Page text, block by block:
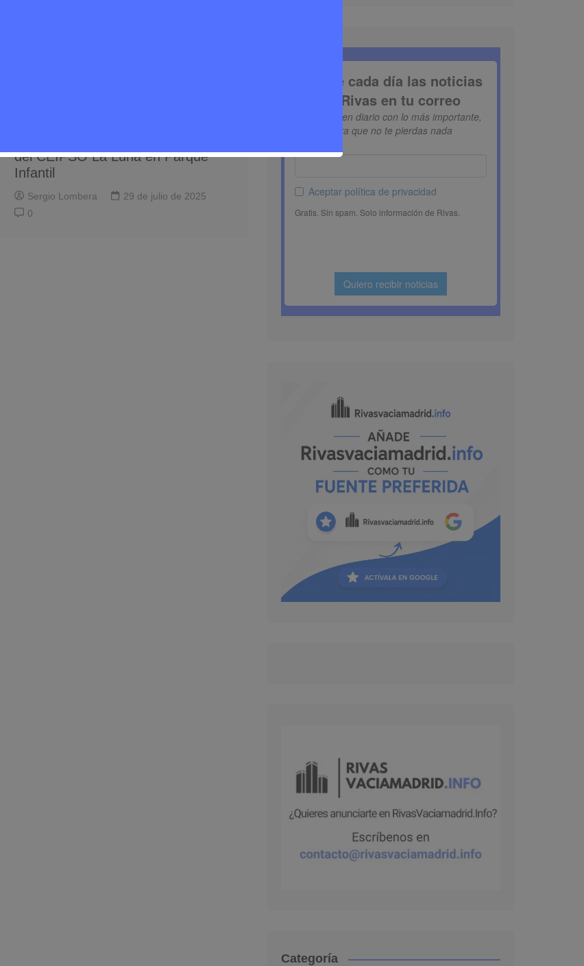
del CEIPSO La Luna en Parque
Infantil
Sergio Lombera
29 de julio de 2025
0
Categoría